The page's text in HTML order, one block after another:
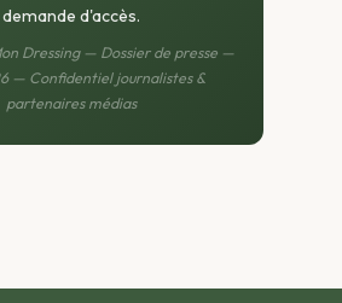
demande d'accès.
Dressing — Dossier de presse —
— Confidentiel journalistes &
partenaires médias